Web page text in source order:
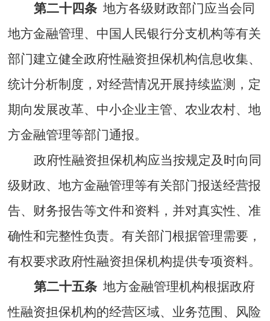
第二十四条 地方各级财政部门应当会同
地方金融管理、中国人民银行分支机构等有关
部门建立健全政府性融资担保机构信息收集、
统计分析制度，对经营情况开展持续监测，定
期向发展改革、中小企业主管、农业农村、地
方金融管理等部门通报。
政府性融资担保机构应当按规定及时向同
级财政、地方金融管理等有关部门报送经营报
告、财务报告等文件和资料，并对真实性、准
确性和完整性负责。有关部门根据管理需要，
有权要求政府性融资担保机构提供专项资料。
第二十五条 地方金融管理机构根据政府
性融资担保机构的经营区域、业务范围、风险